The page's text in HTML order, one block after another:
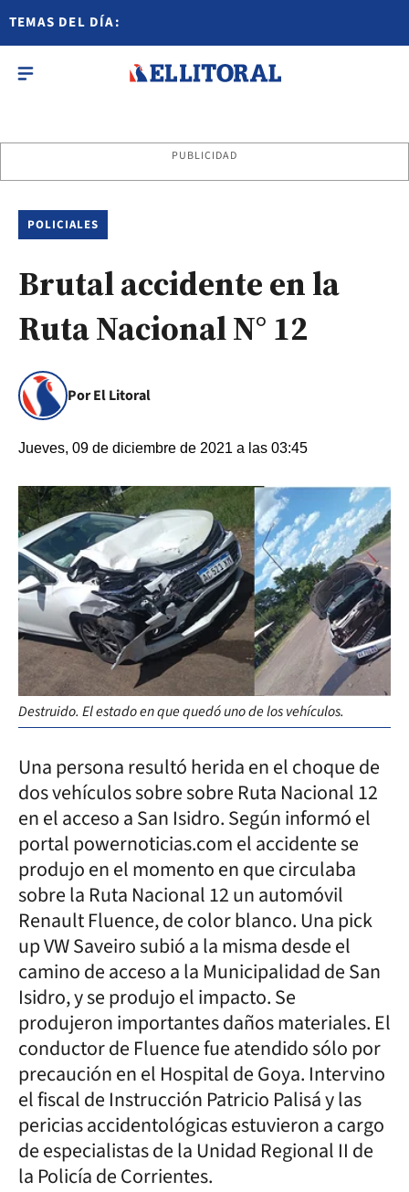
TEMAS DEL DÍA:
PUBLICIDAD
POLICIALES
Brutal accidente en la
Ruta Nacional N° 12
Por El Litoral
Jueves, 09 de diciembre de 2021 a las 03:45
Destruido. El estado en que quedó uno de los vehículos.
Una persona resultó herida en el choque de
dos vehículos sobre sobre Ruta Nacional 12
en el acceso a San Isidro. Según informó el
portal powernoticias.com el accidente se
produjo en el momento en que circulaba
sobre la Ruta Nacional 12 un automóvil
Renault Fluence, de color blanco. Una pick
up VW Saveiro subió a la misma desde el
camino de acceso a la Municipalidad de San
Isidro, y se produjo el impacto. Se
produjeron importantes daños materiales. El
conductor de Fluence fue atendido sólo por
precaución en el Hospital de Goya. Intervino
el fiscal de Instrucción Patricio Palisá y las
pericias accidentológicas estuvieron a cargo
de especialistas de la Unidad Regional II de
la Policía de Corrientes.